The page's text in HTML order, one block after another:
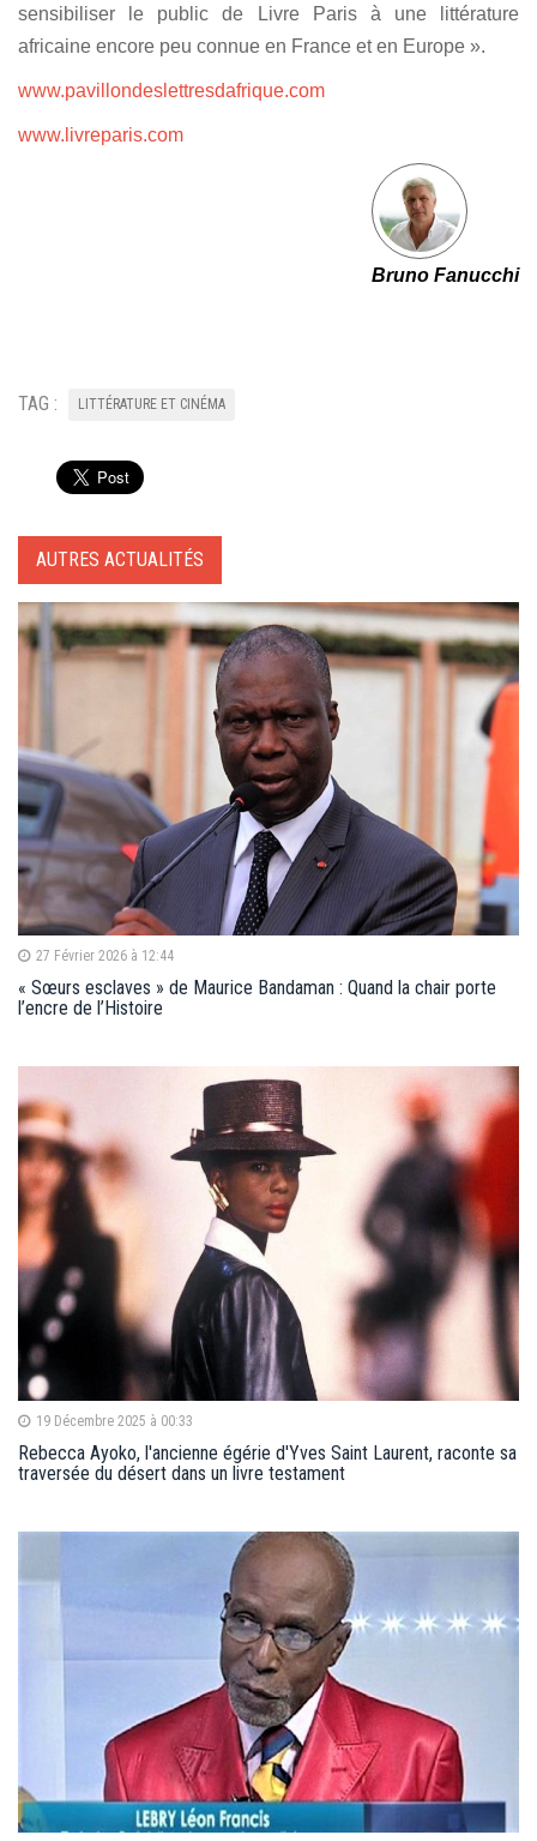
sensibiliser le public de Livre Paris à une littérature
africaine encore peu connue en France et en Europe ».
www.pavillondeslettresdafrique.com
www.livreparis.com
Bruno Fanucchi
TAG : LITTÉRATURE ET CINÉMA
AUTRES ACTUALITÉS
27 Février 2026 à 12:44
« Sœurs esclaves » de Maurice Bandaman : Quand la chair porte
l’encre de l’Histoire
19 Décembre 2025 à 00:33
Rebecca Ayoko, l'ancienne égérie d'Yves Saint Laurent, raconte sa
traversée du désert dans un livre testament